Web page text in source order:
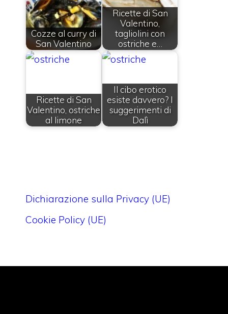
Cozze al curry di
San Valentino
Ricette di San
Valentino,
tagliolini con
ostriche e…
Ricette di San
Valentino, ostriche
al limone
Il cibo erotico
esiste davvero? I
suggerimenti di
Dalì
Dichiarazione sulla Privacy (UE)
Cookie Policy (UE)